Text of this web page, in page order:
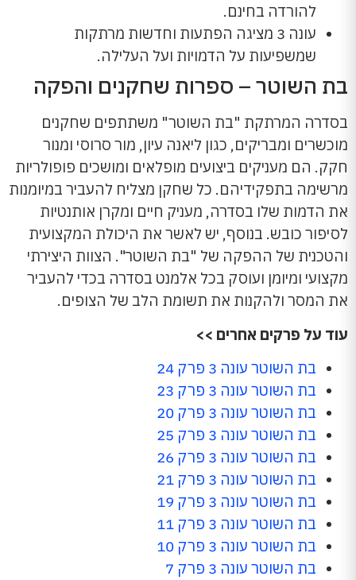
להורדה בחינם.
עונה 3 מציגה הפתעות וחדשות מרתקות
שמשפיעות על הדמויות ועל העלילה.
בת השוטר – ספרות שחקנים והפקה
בסדרה המרתקת "בת השוטר" משתתפים שחקנים
מוכשרים ומבריקים, כגון ליאנה עיון, מור סרוסי ומנור
חקק. הם מעניקים ביצועים מופלאים ומושכים פופולריות
מרשימה בתפקידיהם. כל שחקן מצליח להעביר במיומנות
את הדמות שלו בסדרה, מעניק חיים ומקרן אותנטיות
לסיפור כובש. בנוסף, יש לאשר את היכולת המקצועית
והטכנית של ההפקה של "בת השוטר". הצוות היצירתי
מקצועי ומיומן ועוסק בכל אלמנט בסדרה בכדי להעביר
את המסר ולהקנות את תשומת הלב של הצופים.
עוד על פרקים אחרים >>
בת השוטר עונה 3 פרק 24
בת השוטר עונה 3 פרק 23
בת השוטר עונה 3 פרק 20
בת השוטר עונה 3 פרק 25
בת השוטר עונה 3 פרק 26
בת השוטר עונה 3 פרק 21
בת השוטר עונה 3 פרק 19
בת השוטר עונה 3 פרק 11
בת השוטר עונה 3 פרק 10
בת השוטר עונה 3 פרק 7